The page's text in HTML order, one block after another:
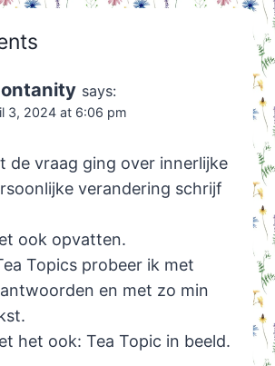
says:
3, 2024 at 6:06 pm
de vraag ging over innerlijke
verandering schrijf
ook opvatten.
Topics probeer ik met
en met zo min
het ook: Tea Topic in beeld.